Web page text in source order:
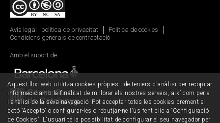
Avís legal i política de privacitat
Política de cookies
Condicions generals de contractació
Amb el suport de:
Aquest lloc web utilitza cookies pròpies i de tercers d'anàlisi per recopilar
informació amb la finalitat de millorar els nostres serveis, així com per a
l'anàlisi de la seva navegació. Pot acceptar totes les cookies prement el
botó “Accepto” o configurar-les o rebutjar-ne l'ús fent clic a “Configuració
de Cookies”. L'usuari té la possibilitat de configurar el seu navegador per